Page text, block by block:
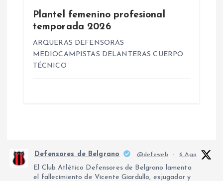
Plantel femenino profesional
temporada 2026
ARQUERAS DEFENSORAS
MEDIOCAMPISTAS DELANTERAS CUERPO
TÉCNICO
Defensores de Belgrano @defeweb · 6 Ago
El Club Atlético Defensores de Belgrano lamenta
el fallecimiento de Vicente Giardullo, exjugador y